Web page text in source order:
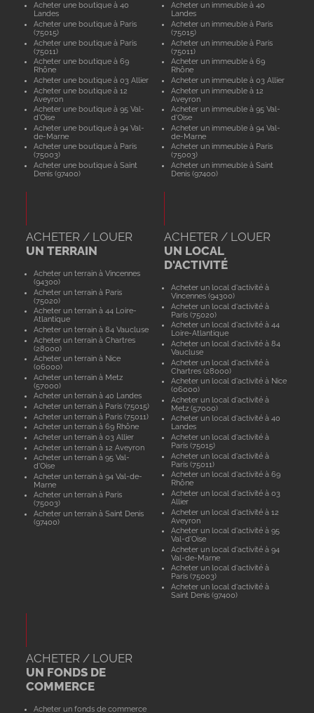
Acheter une boutique à 40
Landes
Acheter une boutique à Paris
(75015)
Acheter une boutique à Paris
(75011)
Acheter une boutique à 69
Rhône
Acheter une boutique à 03 Allier
Acheter une boutique à 12
Aveyron
Acheter une boutique à 95 Val-
d'Oise
Acheter une boutique à 94 Val-
de-Marne
Acheter une boutique à Paris
(75003)
Acheter une boutique à Saint
Denis (97400)
Acheter un immeuble à 40
Landes
Acheter un immeuble à Paris
(75015)
Acheter un immeuble à Paris
(75011)
Acheter un immeuble à 69
Rhône
Acheter un immeuble à 03 Allier
Acheter un immeuble à 12
Aveyron
Acheter un immeuble à 95 Val-
d'Oise
Acheter un immeuble à 94 Val-
de-Marne
Acheter un immeuble à Paris
(75003)
Acheter un immeuble à Saint
Denis (97400)
ACHETER / LOUER
UN TERRAIN
Acheter un terrain à Vincennes
(94300)
Acheter un terrain à Paris
(75020)
Acheter un terrain à 44 Loire-
Atlantique
Acheter un terrain à 84 Vaucluse
Acheter un terrain à Chartres
(28000)
Acheter un terrain à Nice
(06000)
Acheter un terrain à Metz
(57000)
Acheter un terrain à 40 Landes
Acheter un terrain à Paris (75015)
Acheter un terrain à Paris (75011)
Acheter un terrain à 69 Rhône
Acheter un terrain à 03 Allier
Acheter un terrain à 12 Aveyron
Acheter un terrain à 95 Val-
d'Oise
Acheter un terrain à 94 Val-de-
Marne
Acheter un terrain à Paris
(75003)
Acheter un terrain à Saint Denis
(97400)
ACHETER / LOUER
UN LOCAL
D'ACTIVITÉ
Acheter un local d'activité à
Vincennes (94300)
Acheter un local d'activité à
Paris (75020)
Acheter un local d'activité à 44
Loire-Atlantique
Acheter un local d'activité à 84
Vaucluse
Acheter un local d'activité à
Chartres (28000)
Acheter un local d'activité à Nice
(06000)
Acheter un local d'activité à
Metz (57000)
Acheter un local d'activité à 40
Landes
Acheter un local d'activité à
Paris (75015)
Acheter un local d'activité à
Paris (75011)
Acheter un local d'activité à 69
Rhône
Acheter un local d'activité à 03
Allier
Acheter un local d'activité à 12
Aveyron
Acheter un local d'activité à 95
Val-d'Oise
Acheter un local d'activité à 94
Val-de-Marne
Acheter un local d'activité à
Paris (75003)
Acheter un local d'activité à
Saint Denis (97400)
ACHETER / LOUER
UN FONDS DE
COMMERCE
Acheter un fonds de commerce